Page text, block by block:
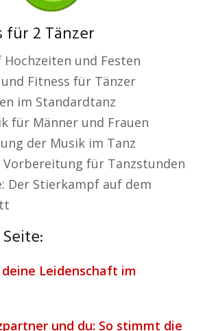
für 2 Tänzer
Hochzeiten und Festen
Fitness für Tänzer
im Standardtanz
für Männer und Frauen
der Musik im Tanz
Vorbereitung für Tanzstunden
Der Stierkampf auf dem
Leidenschaft im
und du: So stimmt die